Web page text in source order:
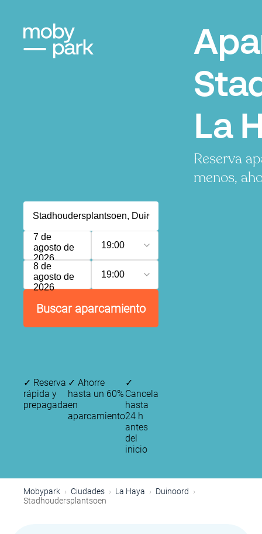
La
Reserva
menos,
7 de
agosto de
2026
19:00
8 de
agosto de
2026
19:00
Buscar aparcamiento
✓ Reserva
rápida y
prepagada
✓ Ahorre
hasta un 60%
en
aparcamiento
✓
Cancela
hasta
24 h
antes
del
inicio
Mobypark Ciudades La Haya
Duinoord
Stadhoudersplantsoen